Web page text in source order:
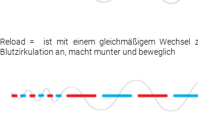
Reload = ist mit einem gleichmäßigem Wechsel
Blutzirkulation an, macht munter und beweglich